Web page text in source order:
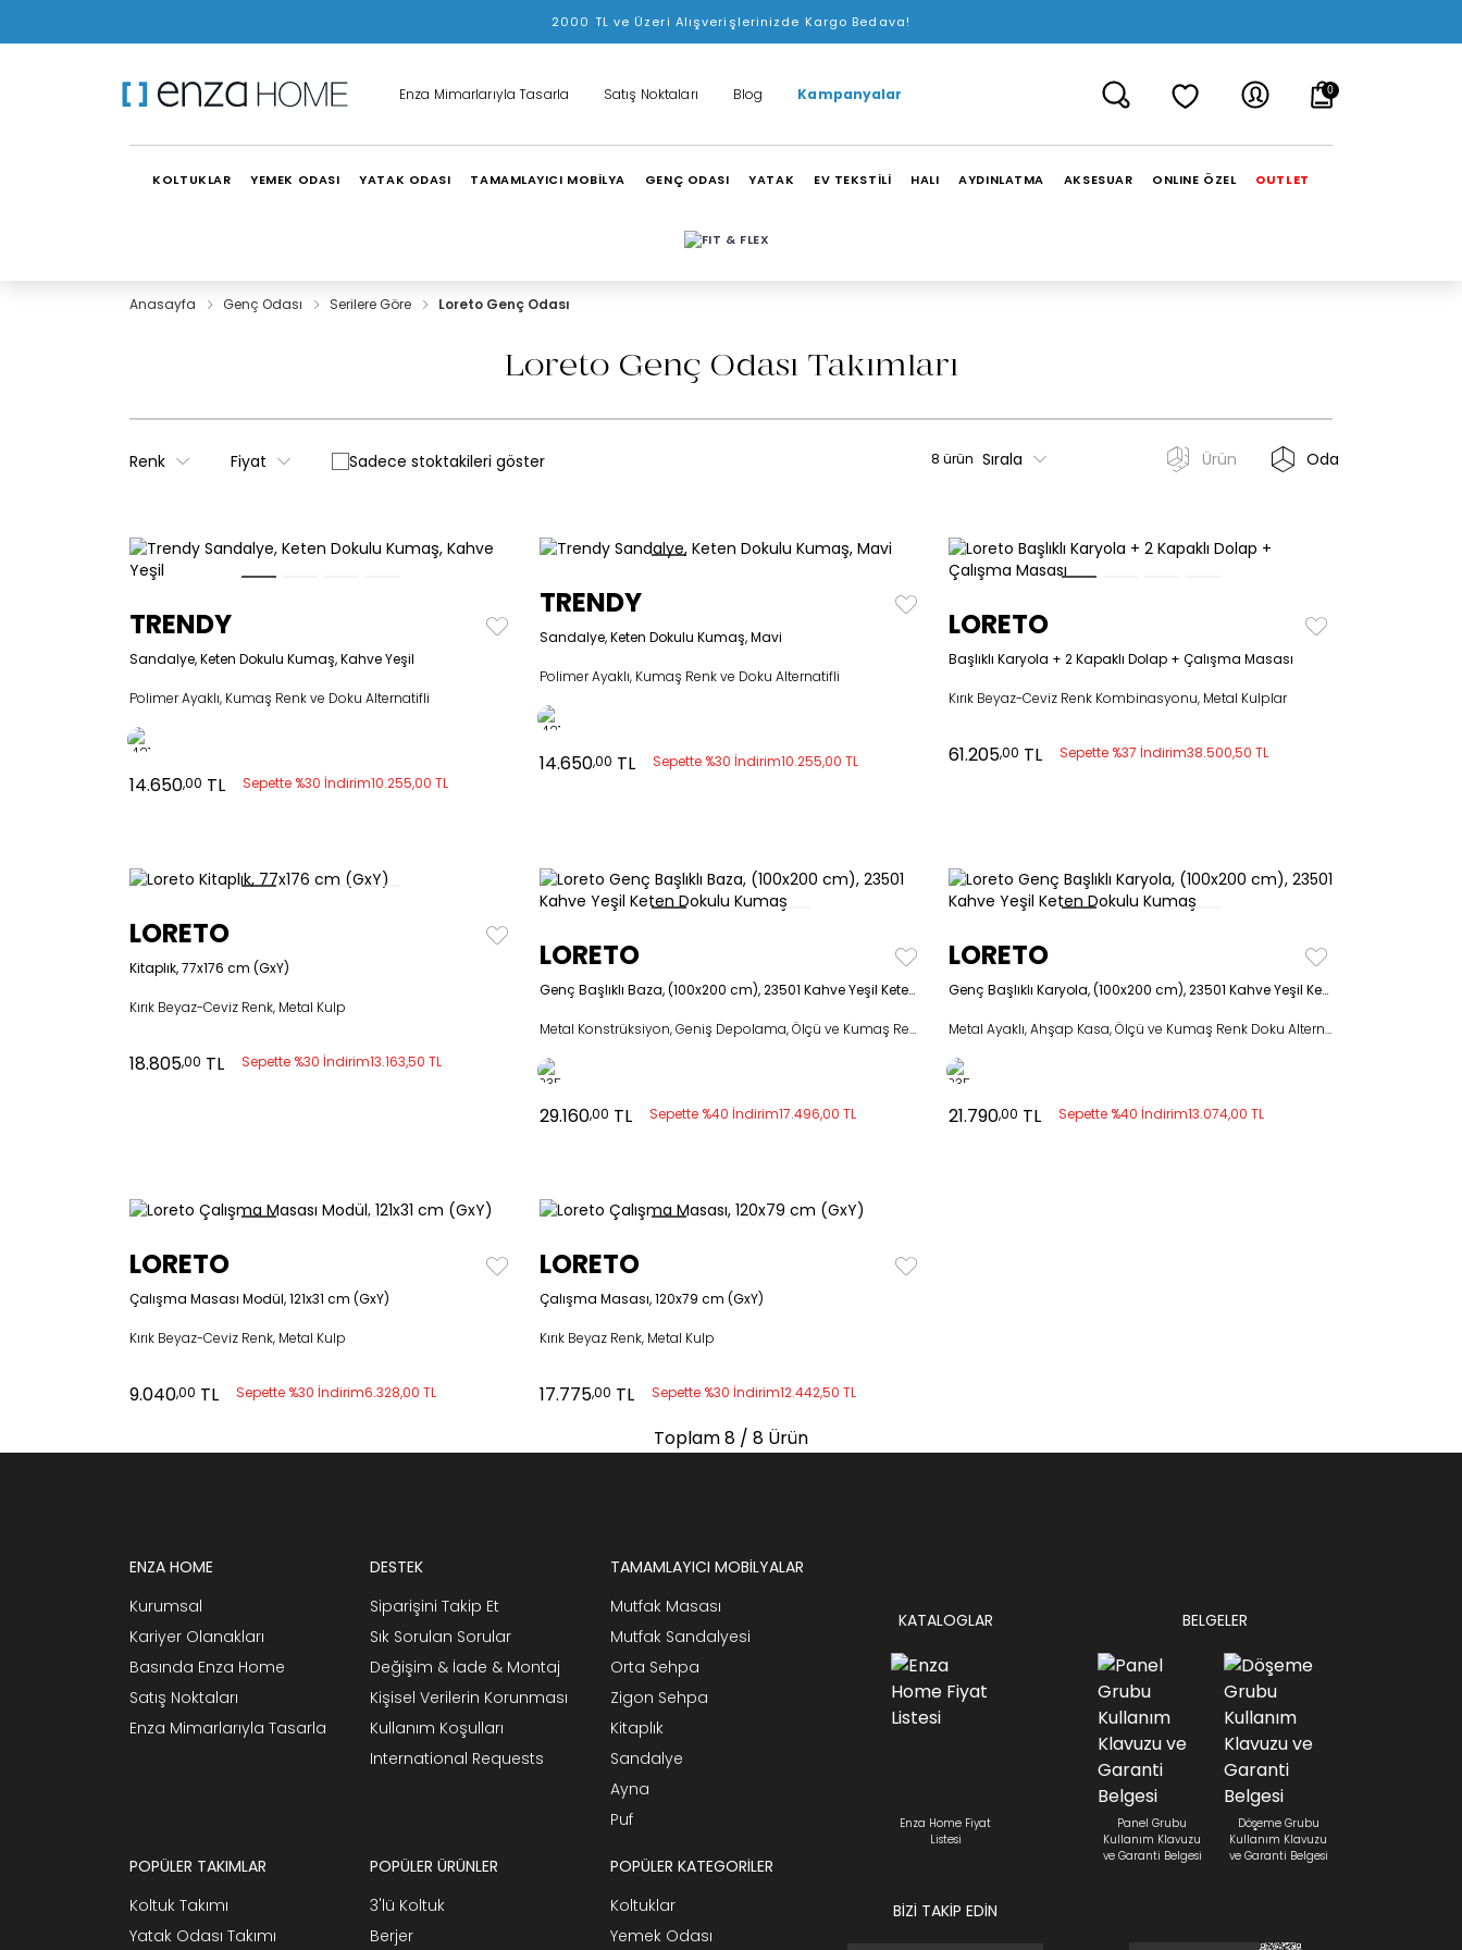
2000 TL ve Üzeri Alışverişlerinizde Kargo Bedava!
Enza Mimarlarıyla Tasarla Satış Noktaları Blog Kampanyalar 0
KOLTUKLAR YEMEK ODASI YATAK ODASI TAMAMLAYICI MOBİLYA GENÇ ODASI YATAK EV TEKSTİLİ HALI AYDINLATMA AKSESUAR ONLINE ÖZEL OUTLET
Anasayfa Genç Odası Serilere Göre Loreto Genç Odası
Loreto Genç Odası Takımları
Renk Fiyat Sadece stoktakileri göster 8 ürün Sırala Ürün Oda
TRENDY
Sandalye, Keten Dokulu Kumaş, Kahve Yeşil
Polimer Ayaklı, Kumaş Renk ve Doku Alternatifli
14.650,00 TL Sepette %30 İndirim10.255,00 TL
TRENDY
Sandalye, Keten Dokulu Kumaş, Mavi
Polimer Ayaklı, Kumaş Renk ve Doku Alternatifli
14.650,00 TL Sepette %30 İndirim10.255,00 TL
LORETO
Başlıklı Karyola + 2 Kapaklı Dolap + Çalışma Masası
Kırık Beyaz-Ceviz Renk Kombinasyonu, Metal Kulplar
61.205,00 TL Sepette %37 İndirim38.500,50 TL
LORETO
Kitaplık, 77x176 cm (GxY)
Kırık Beyaz-Ceviz Renk, Metal Kulp
18.805,00 TL Sepette %30 İndirim13.163,50 TL
LORETO
Genç Başlıklı Baza, (100x200 cm), 23501 Kahve Yeşil Keten Dokulu Kumaş
Metal Konstrüksiyon, Geniş Depolama, Ölçü ve Kumaş Renk Doku Alternatifli
29.160,00 TL Sepette %40 İndirim17.496,00 TL
LORETO
Genç Başlıklı Karyola, (100x200 cm), 23501 Kahve Yeşil Keten Dokulu Kumaş
Metal Ayaklı, Ahşap Kasa, Ölçü ve Kumaş Renk Doku Alternatifli
21.790,00 TL Sepette %40 İndirim13.074,00 TL
LORETO
Çalışma Masası Modül, 121x31 cm (GxY)
Kırık Beyaz-Ceviz Renk, Metal Kulp
9.040,00 TL Sepette %30 İndirim6.328,00 TL
LORETO
Çalışma Masası, 120x79 cm (GxY)
Kırık Beyaz Renk, Metal Kulp
17.775,00 TL Sepette %30 İndirim12.442,50 TL
Toplam8 / 8 Ürün
ENZA HOME
Kurumsal
Kariyer Olanakları
Basında Enza Home
Satış Noktaları
Enza Mimarlarıyla Tasarla
DESTEK
Siparişini Takip Et
Sık Sorulan Sorular
Değişim & İade & Montaj
Kişisel Verilerin Korunması
Kullanım Koşulları
International Requests
TAMAMLAYICI MOBİLYALAR
Mutfak Masası
Mutfak Sandalyesi
Orta Sehpa
Zigon Sehpa
Kitaplık
Sandalye
Ayna
Puf
POPÜLER TAKIMLAR
Koltuk Takımı
Yatak Odası Takımı
POPÜLER ÜRÜNLER
3'lü Koltuk
Berjer
POPÜLER KATEGORİLER
Koltuklar
Yemek Odası
KATALOGLAR
Enza Home Fiyat
Listesi
BİZİ TAKİP EDİN
BELGELER
Panel Grubu
Kullanım Klavuzu
ve Garanti Belgesi
Döşeme Grubu
Kullanım Klavuzu
ve Garanti Belgesi